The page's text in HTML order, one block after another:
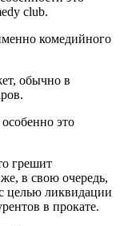
club.
комедийного
обычно в
это
грешит
в свою очередь,
целью ликвидации
в прокате.